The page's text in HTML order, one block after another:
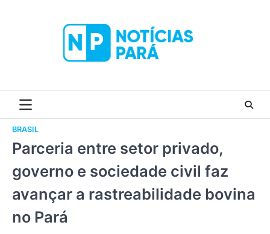
BRASIL
Parceria entre setor privado,
governo e sociedade civil faz
avançar a rastreabilidade bovina
no Pará